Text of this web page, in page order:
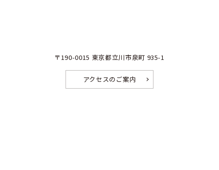
〒190-0015 東京都立川市泉町 935-1
アクセスのご案内